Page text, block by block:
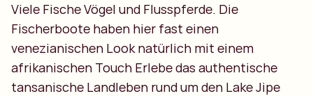
Viele Fische Vögel und Flusspferde. Die
Fischerboote haben hier fast einen
venezianischen Look natürlich mit einem
afrikanischen Touch Erlebe das authentische
tansanische Landleben rund um den Lake Jipe